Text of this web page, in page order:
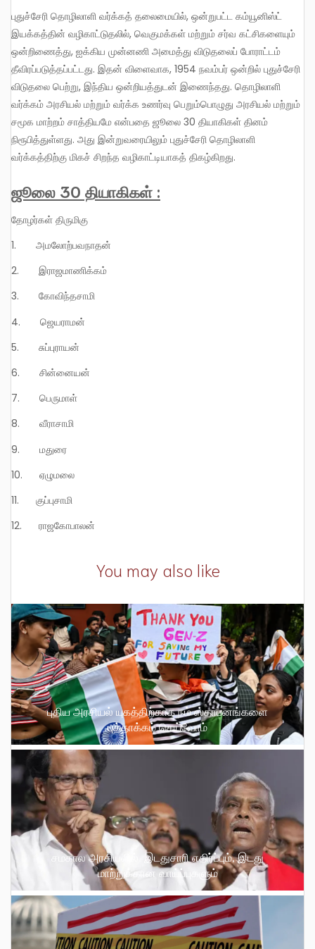
புதுச்சேரி தொழிலாளி வர்க்கத் தலைமையில், ஒன்றுபட்ட கம்யூனிஸ்ட்
இயக்கத்தின் வழிகாட்டுதலில், வெகுமக்கள் மற்றும் சர்வ கட்சிகளையும்
ஒன்றிணைத்து, ஐக்கிய முன்னணி அமைத்து விடுதலைப் போராட்டம்
தீவிரப்படுத்தப்பட்டது. இதன் விளைவாக, 1954 நவம்பர் ஒன்றில் புதுச்சேரி
விடுதலை பெற்று, இந்திய ஒன்றியத்துடன் இணைந்தது. தொழிலாளி
வர்க்கம் அரசியல் மற்றும் வர்க்க உணர்வு பெறும்பொழுது அரசியல் மற்றும்
சமூக மாற்றம் சாத்தியமே என்பதை ஜூலை 30 தியாகிகள் தினம்
நிரூபித்துள்ளது. அது இன்றுவரையிலும் புதுச்சேரி தொழிலாளி
வர்க்கத்திற்கு மிகச் சிறந்த வழிகாட்டியாகத் திகழ்கிறது.
ஜூலை 30 தியாகிகள் :
தோழர்கள் திருமிகு
1. அமலோற்பவநாதன்
2. இராஜமாணிக்கம்
3. கோவிந்தசாமி
4. ஜெயராமன்
5. சுப்புராயன்
6. சின்னையன்
7. பெருமாள்
8. வீராசாமி
9. மதுரை
10. ஏழுமலை
11. குப்புசாமி
12. ராஜகோபாலன்
You may also like
புதிய அரசியல் யுகத்திற்காக நம் ஸ்தாபனங்களை
புத்தாக்கம் செய்வோம்
சமகால அரசியலில் இடதுசாரி எதிர்ப்பும், இடது
மாற்றுக்கான வாய்ப்புகளும்